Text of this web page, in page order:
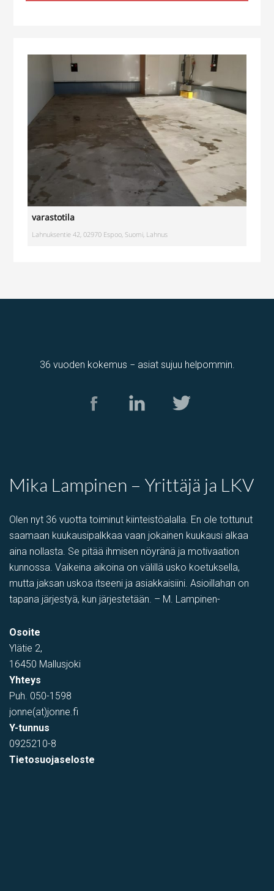
varastotila
Lahnuksentie 42, 02970 Espoo, Suomi, Lahnus
Tehtaantie 1, Vihti, Suomi
36 vuoden kokemus − asiat sujuu helpommin.
Mika Lampinen – Yrittäjä ja LKV
Olen nyt 36 vuotta toiminut kiinteistöalalla. En ole tottunut
saamaan kuukausipalkkaa vaan jokainen kuukausi alkaa
aina nollasta. Se pitää ihmisen nöyränä ja motivaation
kunnossa. Vaikeina aikoina on välillä usko koetuksella,
mutta jaksan uskoa itseeni ja asiakkaisiini. Asioillahan on
tapana järjestyä, kun järjestetään. – M. Lampinen-
Osoite
Ylätie 2,
16450 Mallusjoki
Yhteys
Puh. 050-1598
jonne(at)jonne.fi
Y-tunnus
0925210-8
Tietosuojaseloste